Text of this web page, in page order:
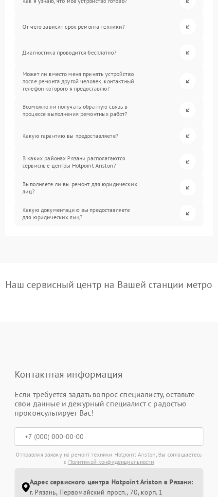
От чего зависит срок ремонта техники?
Диагностика проводится бесплатно?
Может ли вместо меня принять устройство
после ремонта другой человек, контактный
телефон которого я предоставлю?
Возможно ли получать обратную связь в
процессе выполнения ремонтных работ?
Какую гарантию вы предоставляете?
В каких районах Рязани располагаются
сервисные центры Hotpoint Ariston?
Выполняете ли вы ремонт для юридических
лиц?
Какую документацию вы предоставляете
для юридических лиц?
Наш сервисный центр на Вашей станции метро
Контактная информация
Если требуется задать вопрос специалисту, оставьте
свои данные и дежурный специалист с радостью
проконсультирует Вас!
Отправляя заявку на ремонт техники Hotpoint Ariston, Вы соглашаетесь
с Политикой конфиденциальности
Адрес сервисного центра Hotpoint Ariston в Рязани:
г. Рязань, Первомайский просп., 70, корп. 1